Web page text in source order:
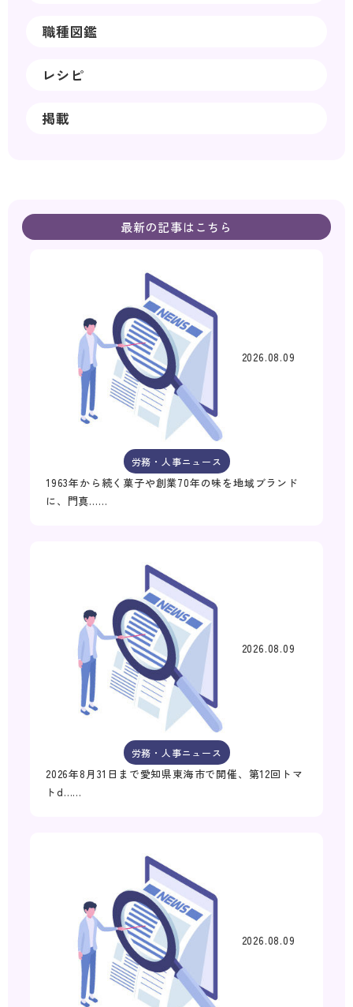
職種図鑑
レシピ
掲載
最新の記事はこちら
2026.08.09
労務・人事ニュース
1963年から続く菓子や創業70年の味を地域ブランド
に、門真……
2026.08.09
労務・人事ニュース
2026年8月31日まで愛知県東海市で開催、第12回トマ
トd……
2026.08.09